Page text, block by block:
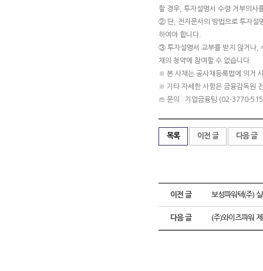
할 경우, 투자설명서 수령 거부의사
② 단, 전자문서의 방법으로 투자설
하여야 합니다.
③ 투자설명서 교부를 받지 않거나,
채의 청약에 참여할 수 없습니다.
※ 본 사채는 공사채등록법에 의거
※ 기타 자세한 사항은 금융감독원
☏ 문의 : 기업금융팀 (02-3770-
목록 이전 글 다음 글
이전 글 보성파워텍(주)
다음 글 (주)와이즈파워